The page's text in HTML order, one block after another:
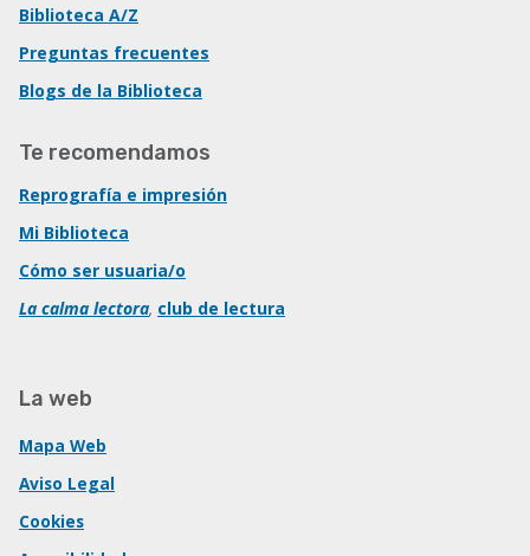
Biblioteca A/Z
Preguntas frecuentes
Blogs de la Biblioteca
Te recomendamos
Reprografía e impresión
Mi Biblioteca
Cómo ser usuaria/o
La calma lectora, club de lectura
La web
Mapa Web
Aviso Legal
Cookies